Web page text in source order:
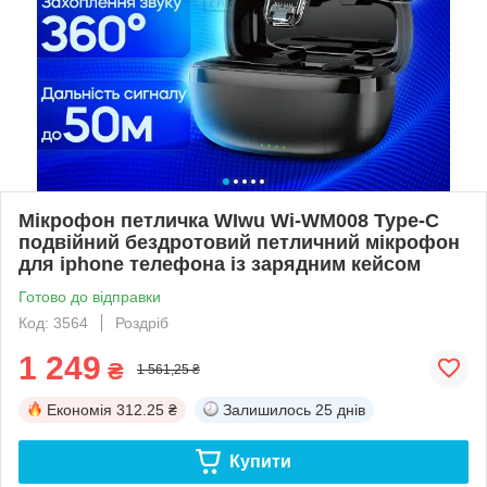
Мікрофон петличка WIwu Wi-WM008 Type-C
подвійний бездротовий петличний мікрофон
для iphone телефона із зарядним кейсом
Готово до відправки
Код: 3564
Роздріб
1 249 ₴ 1 561,25 ₴
Економія 312.25 ₴ Залишилось 25 днів
Купити